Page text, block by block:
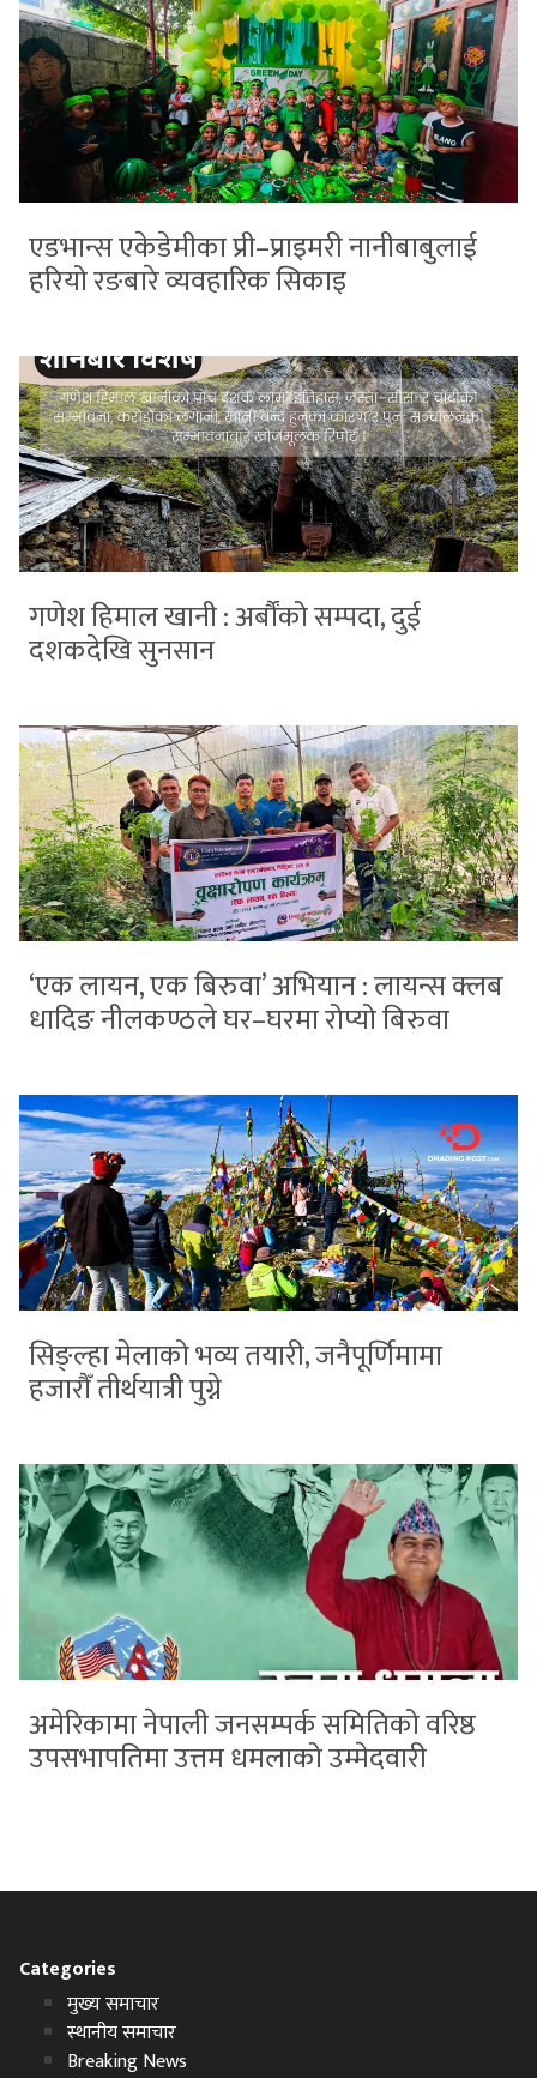
एडभान्स एकेडेमीका प्री–प्राइमरी नानीबाबुलाई
हरियो रङबारे व्यवहारिक सिकाइ
गणेश हिमाल खानी : अर्बौंको सम्पदा, दुई
दशकदेखि सुनसान
‘एक लायन, एक बिरुवा’ अभियान : लायन्स क्लब
धादिङ नीलकण्ठले घर–घरमा रोप्यो बिरुवा
सिङ्ल्हा मेलाको भव्य तयारी, जनैपूर्णिमामा
हजारौँ तीर्थयात्री पुग्ने
अमेरिकामा नेपाली जनसम्पर्क समितिको वरिष्ठ
उपसभापतिमा उत्तम धमलाको उम्मेदवारी
Categories
मुख्य समाचार
स्थानीय समाचार
Breaking News